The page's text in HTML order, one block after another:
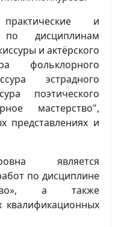
и
по дисциплинам
и актёрского
фольклорного
эстрадного
поэтического
мастерство",
представлениях и
является
по дисциплине
а также
квалификационных